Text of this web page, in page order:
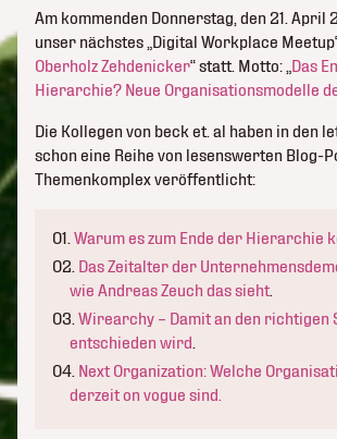
Am kommenden Donnerstag, den 21. April
unser nächstes „Digital Workplace Meetup“
Oberholz Zehdenicker“ statt. Motto: „ Das
Hierarchie? Neue Organisationsmodell­e
Die Kollegen von beck et. al haben in den
schon eine Reihe von lesenswerten Blog-
Themenkomplex veröffentlicht:
Warum es zum Ende der Hierarchie
Das Zeitalter der
wie Andreas Zeuch das sieht.
Wirearchy – Damit an den richtigen
entschieden wird.
Next Organization: Welche
derzeit on vogue sind.